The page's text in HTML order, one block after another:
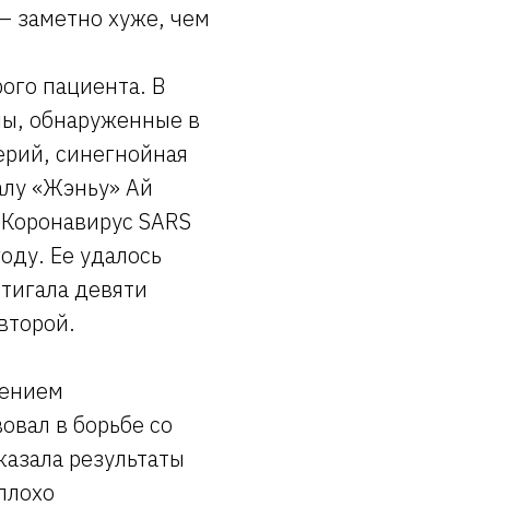
заметно хуже, чем
пациента. В
обнаруженные в
синегнойная
«Жэньу» Ай
SARS
Ее удалось
девяти
в борьбе со
результаты